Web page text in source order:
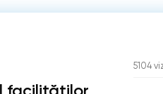
5104